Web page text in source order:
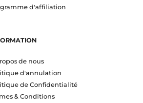
d'affiliation
de nous
d'annulation
de Confidentialité
& Conditions